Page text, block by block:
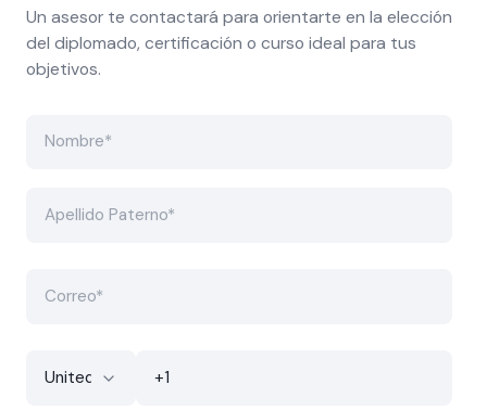
Un asesor te contactará para orientarte en la elección
del diplomado, certificación o curso ideal para tus
objetivos.